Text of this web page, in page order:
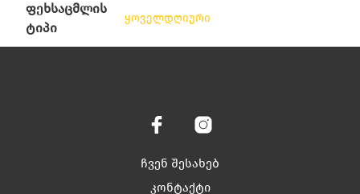
ფეხსაცმლის
ტიპი
ყოველდღიური
ჩვენ შესახებ
კონტაქტი